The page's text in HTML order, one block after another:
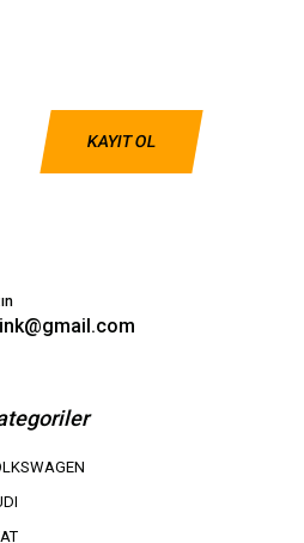
KAYIT OL